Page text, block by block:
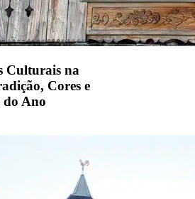
Culturais na
Cores e
do Ano